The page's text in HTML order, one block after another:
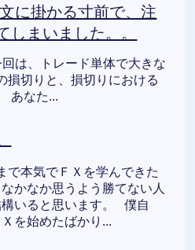
に掛かる寸前で、注
しまいました。。
は、トレード単体で大きな
損切りと、損切りにおける
あなた...
で本気でＦＸを学んできた
かなか思うよう勝てない人
構いると思います。 僕自
を始めたばかり...